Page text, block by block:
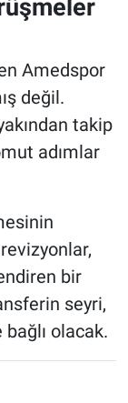
Amedspor
değil.
takip
adımlar
bir
seyri,
olacak.